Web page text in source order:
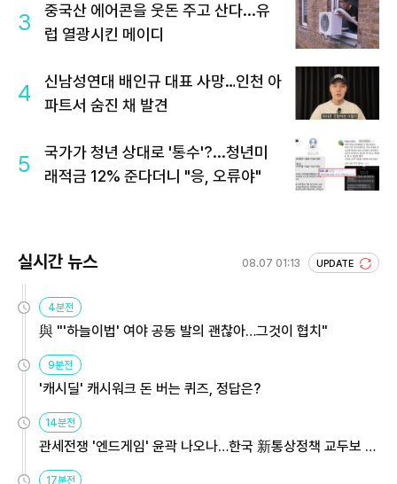
3
중국산 에어콘을 웃돈 주고 산다...유
럽 열광시킨 메이디
4
신남성연대 배인규 대표 사망…인천 아
파트서 숨진 채 발견
5
국가가 청년 상대로 '통수'?...청년미
래적금 12% 준다더니 "응, 오류야"
실시간 뉴스 08.07 01:13 UPDATE
4분전
與 "'하늘이법' 여야 공동 발의 괜찮아…그것이 협치"
9분전
'캐시딜' 캐시워크 돈 버는 퀴즈, 정답은?
14분전
관세전쟁 '엔드게임' 윤곽 나오나…한국 新통상정책 교두보 활
용해야
17분전